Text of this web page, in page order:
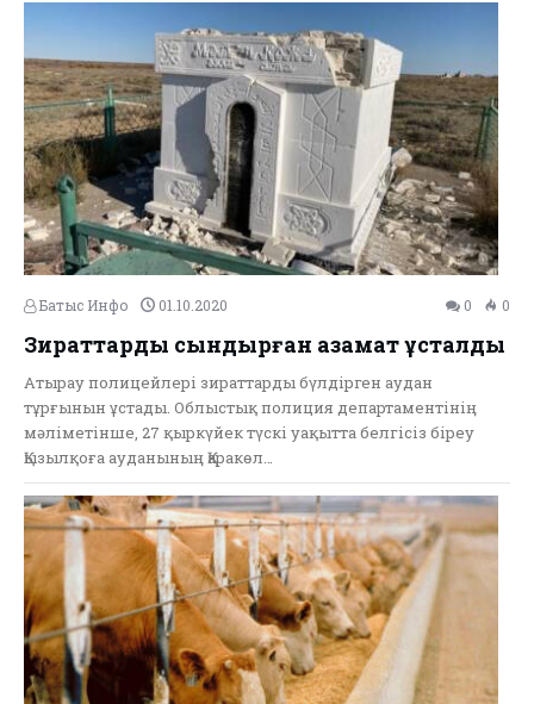
Батыс Инфо 01.10.2020 0 0
Зираттарды сындырған азамат ұсталды
Атырау полицейлері зираттарды бүлдірген аудан
тұрғынын ұстады. Облыстық полиция департаментінің
мәліметінше, 27 қыркүйек түскі уақытта белгісіз біреу
Қызылқоға ауданының Қаракөл…